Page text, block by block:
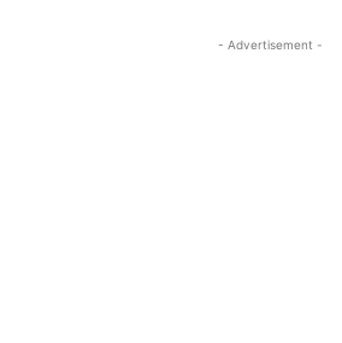
- Advertisement -